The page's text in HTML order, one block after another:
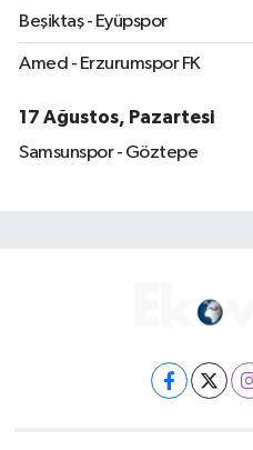
Beşiktaş - Eyüpspor
Amed - Erzurumspor FK
17 Ağustos, Pazartesi
Samsunspor - Göztepe